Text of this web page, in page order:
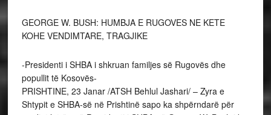
GEORGE W. BUSH: HUMBJA E RUGOVES NE KETE
KOHE VENDIMTARE, TRAGJIKE
-Presidenti i SHBA i shkruan familjes së Rugovës dhe
popullit të Kosovës-
PRISHTINE, 23 Janar /ATSH Behlul Jashari/ – Zyra e
Shtypit e SHBA-së në Prishtinë sapo ka shpërndarë për